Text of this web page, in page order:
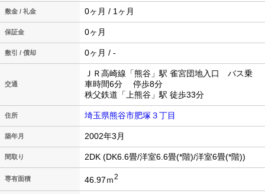
敷金 / 礼金 0ヶ月 / 1ヶ月
保証金 0ヶ月
敷引 / 償却 0ヶ月 / -
交通
ＪＲ高崎線「熊谷」駅 雀宮団地入口 バス乗
車時間6分 停歩8分
秩父鉄道「上熊谷」駅 徒歩33分
住所 埼玉県熊谷市肥塚３丁目
築年月 2002年3月
間取り 2DK (DK6.6畳/洋室6.6畳(*階)/洋室6畳(*階))
専有面積 46.97ｍ2